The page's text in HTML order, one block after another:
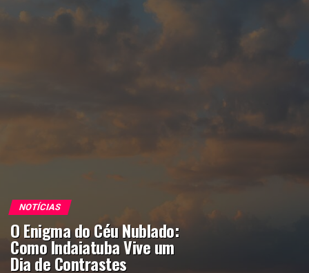
NOTÍCIAS
O Enigma do Céu Nublado:
Como Indaiatuba Vive um
Dia de Contrastes